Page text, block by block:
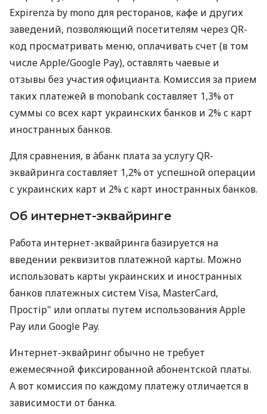
Expirenza by mono для ресторанов, кафе и других
заведений, позволяющий посетителям через QR-
код просматривать меню, оплачивать счет (в том
числе Apple/Google Pay), оставлять чаевые и
отзывы без участия официанта. Комиссия за прием
таких платежей в monobank составляет 1,3% от
суммы со всех карт украинских банков и 2% с карт
иностранных банков.
Для сравнения, в àбанк плата за услугу QR-
эквайринга составляет 1,2% от успешной операции
с украинских карт и 2% с карт иностранных банков.
Об интернет-эквайринге
Работа интернет-эквайринга базируется на
введении реквизитов платежной карты. Можно
использовать карты украинских и иностранных
банков платежных систем Visa, MasterCard,
Простір" или оплаты путем использования Apple
Pay или Google Pay.
Интернет-эквайринг обычно не требует
ежемесячной фиксированной абонентской платы.
А вот комиссия по каждому платежу отличается в
зависимости от банка.